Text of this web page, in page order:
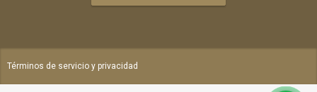
Términos de servicio y privacidad